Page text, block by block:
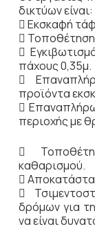
δικτύων είναι:
 Εκσκαφή


πάχους 0,35μ.

προϊόντα

περιοχής με

καθαρισμού.


δρόμων για
να είναι